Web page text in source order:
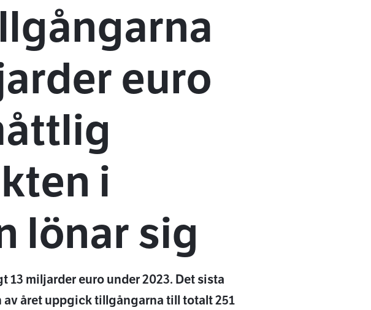
euro
i
lönar sig
miljarder euro under 2023. Det sista
året uppgick tillgångarna till totalt 251